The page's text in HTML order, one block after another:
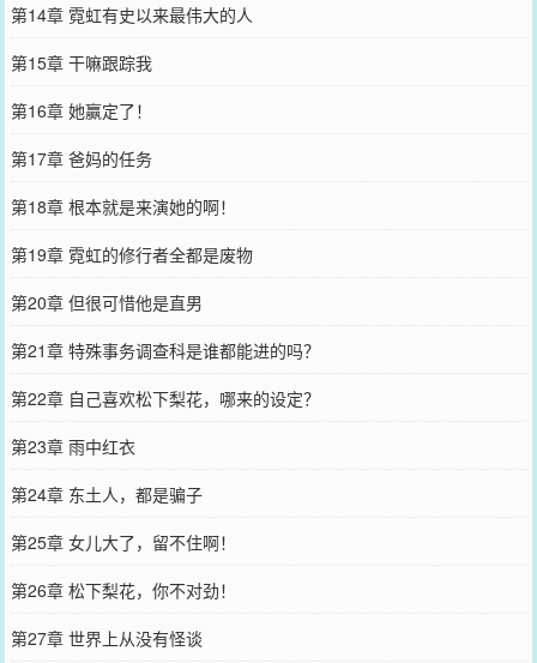
第14章 霓虹有史以来最伟大的人
第15章 干嘛跟踪我
第16章 她赢定了！
第17章 爸妈的任务
第18章 根本就是来演她的啊！
第19章 霓虹的修行者全都是废物
第20章 但很可惜他是直男
第21章 特殊事务调查科是谁都能进的吗？
第22章 自己喜欢松下梨花，哪来的设定？
第23章 雨中红衣
第24章 东土人，都是骗子
第25章 女儿大了，留不住啊！
第26章 松下梨花，你不对劲！
第27章 世界上从没有怪谈